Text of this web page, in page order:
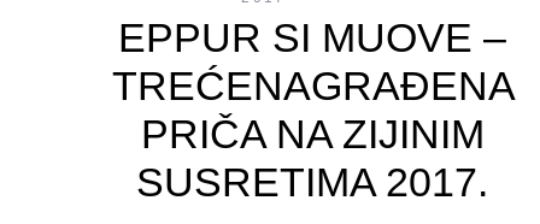
EPPUR SI MUOVE –
TREĆENAGRAĐENA
PRIČA NA ZIJINIM
SUSRETIMA 2017.